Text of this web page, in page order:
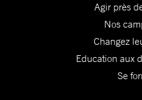
Agir près
Nos
Changez
Education aux
Se